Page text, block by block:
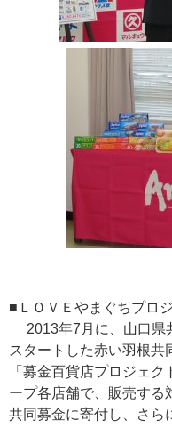
■ＬＯＶＥやまぐちプロ
2013年7月に、山口県
スタートした赤い羽根共
「募金百貨店プロジェ
ープ各店舗で、販売する
共同募金に寄付し、さら